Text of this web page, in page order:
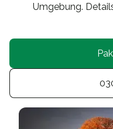
Umgebung.